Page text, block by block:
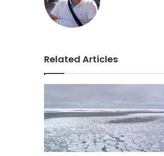
Related Articles